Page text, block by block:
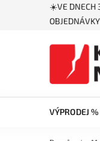
☀️VE DNECH
VÝPRODEJ %